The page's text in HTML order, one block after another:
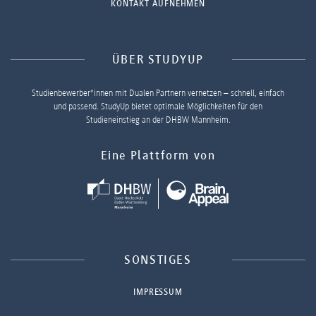
ÜBER STUDYUP
Studienbewerber*innen mit Dualen Partnern vernetzen – schnell, einfach
und passend. StudyUp bietet optimale Möglichkeiten für den
Studieneinstieg an der DHBW Mannheim.
Eine Plattform von
KONTAKT AUFNEHMEN
SONSTIGES
IMPRESSUM